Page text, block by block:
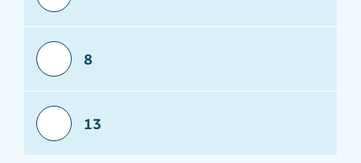
8
13